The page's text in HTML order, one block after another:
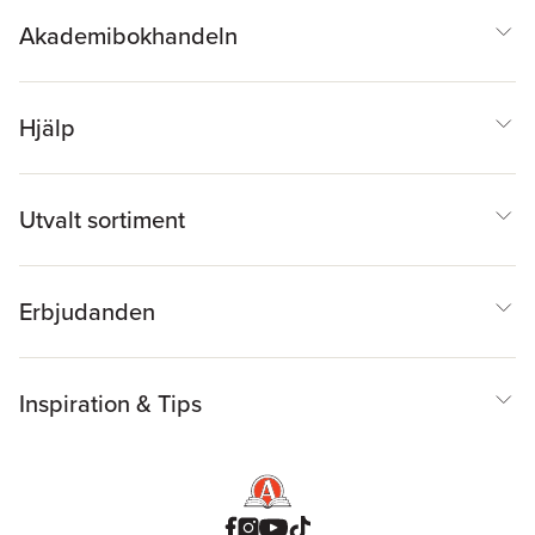
Akademibokhandeln
Hjälp
Utvalt sortiment
Erbjudanden
Inspiration & Tips